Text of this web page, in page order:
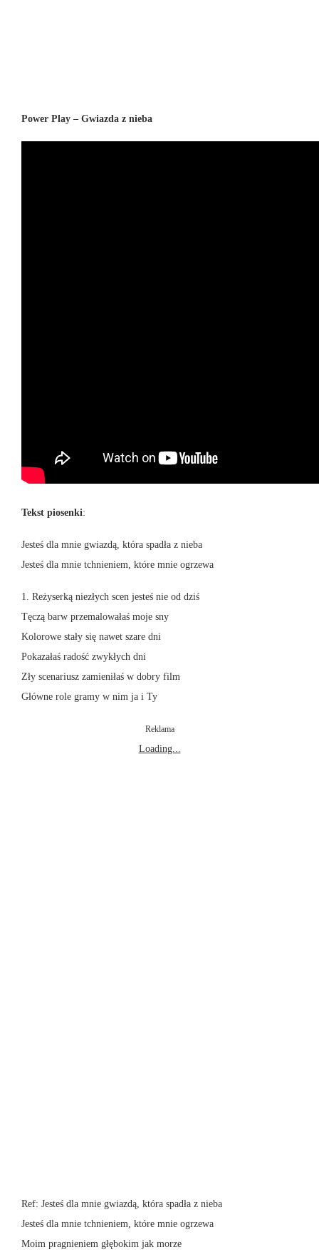
Power Play – Gwiazda z nieba
Tekst piosenki:
Jesteś dla mnie gwiazdą, która spadła z nieba
Jesteś dla mnie tchnieniem, które mnie ogrzewa
1. Reżyserką niezłych scen jesteś nie od dziś
Tęczą barw przemalowałaś moje sny
Kolorowe stały się nawet szare dni
Pokazałaś radość zwykłych dni
Zły scenariusz zamieniłaś w dobry film
Główne role gramy w nim ja i Ty
Reklama
Loading...
Ref: Jesteś dla mnie gwiazdą, która spadła z nieba
Jesteś dla mnie tchnieniem, które mnie ogrzewa
Moim pragnieniem głębokim jak morze